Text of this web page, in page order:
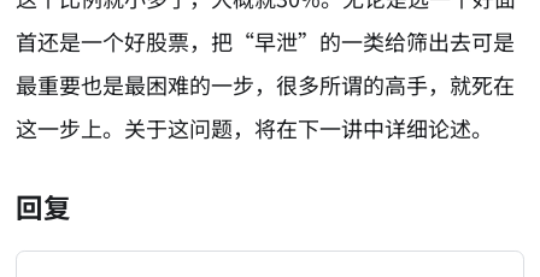
首还是一个好股票，把“早泄”的一类给筛出去可是
最重要也是最困难的一步，很多所谓的高手，就死在
这一步上。关于这问题，将在下一讲中详细论述。
回复